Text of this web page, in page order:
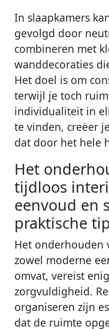
In slaapkamers
gevolgd door
combineren met
wanddecoraties
Het doel is om
terwijl je toch
individualiteit in
te vinden, creëer
dat door het hele
Het
tijdloos
eenvoud en
praktische
Het onderhouden
zowel moderne
omvat, vereist
zorgvuldigheid.
organiseren zijn
dat de ruimte